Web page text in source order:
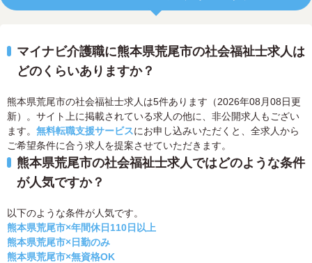
マイナビ介護職に熊本県荒尾市の社会福祉士求人は
どのくらいありますか？
熊本県荒尾市の社会福祉士求人は5件あります（2026年08月08日更
新）。サイト上に掲載されている求人の他に、非公開求人もござい
ます。 無料転職支援サービスにお申し込みいただくと、全求人から
ご希望条件に合う求人を提案させていただきます。
熊本県荒尾市の社会福祉士求人ではどのような条件
が人気ですか？
以下のような条件が人気です。
熊本県荒尾市×年間休日110日以上
熊本県荒尾市×日勤のみ
熊本県荒尾市×無資格OK